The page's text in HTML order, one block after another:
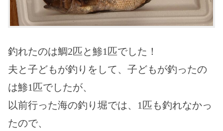
釣れたのは鯛2匹と鯵1匹でした！
夫と子どもが釣りをして、子どもが釣ったの
は鯵1匹でしたが、
以前行った海の釣り堀では、1匹も釣れなかっ
たので、